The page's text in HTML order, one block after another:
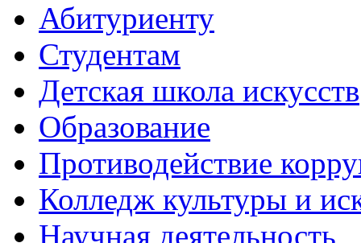
Абитуриенту
Студентам
Детская школа искусств
Образование
Противодействие
Колледж культуры и
Научная деятельность